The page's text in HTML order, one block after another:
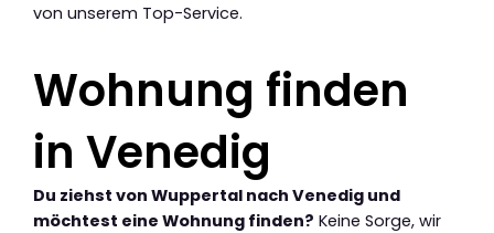
von unserem Top-Service.
Wohnung finden
in Venedig
Du ziehst von Wuppertal nach Venedig und
möchtest eine Wohnung finden? Keine Sorge, wir